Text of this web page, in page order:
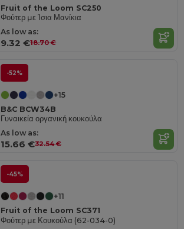
Fruit of the Loom SC250
Φούτερ με Ίσια Μανίκια
As low as:
9.32 €18.70 €
-52%
+15
B&C BCW34B
Γυναικεία οργανική κουκούλα
As low as:
15.66 €32.54 €
-45%
+11
Fruit of the Loom SC371
Φούτερ με Κουκούλα (62-034-0)